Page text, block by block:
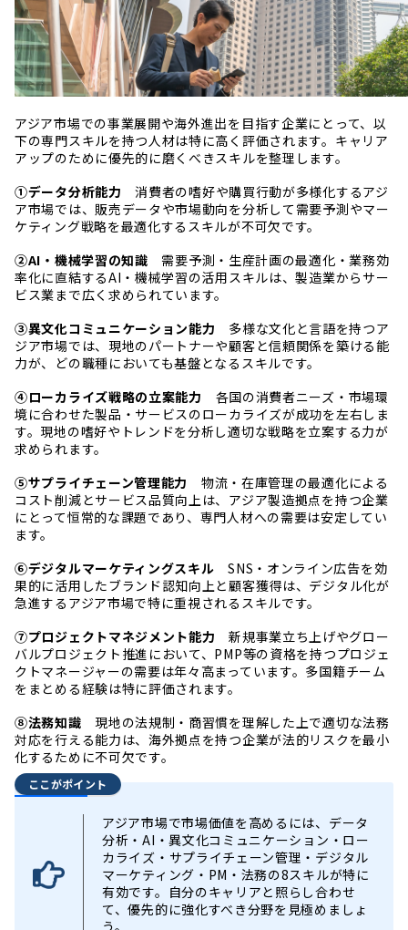
アジア市場での事業展開や海外進出を目指す企業にとって、以
下の専門スキルを持つ人材は特に高く評価されます。キャリア
アップのために優先的に磨くべきスキルを整理します。
①データ分析能力 消費者の嗜好や購買行動が多様化するアジ
ア市場では、販売データや市場動向を分析して需要予測やマー
ケティング戦略を最適化するスキルが不可欠です。
②AI・機械学習の知識 需要予測・生産計画の最適化・業務効
率化に直結するAI・機械学習の活用スキルは、製造業からサー
ビス業まで広く求められています。
③異文化コミュニケーション能力 多様な文化と言語を持つア
ジア市場では、現地のパートナーや顧客と信頼関係を築ける能
力が、どの職種においても基盤となるスキルです。
④ローカライズ戦略の立案能力 各国の消費者ニーズ・市場環
境に合わせた製品・サービスのローカライズが成功を左右しま
す。現地の嗜好やトレンドを分析し適切な戦略を立案する力が
求められます。
⑤サプライチェーン管理能力
物流・在庫管理の最適化による
コスト削減とサービス品質向上は、アジア製造拠点を持つ企業
にとって恒常的な課題であり、専門人材への需要は安定してい
ます。
⑥デジタルマーケティングスキル SNS・オンライン広告を効
果的に活用したブランド認知向上と顧客獲得は、デジタル化が
急進するアジア市場で特に重視されるスキルです。
⑦プロジェクトマネジメント能力 新規事業立ち上げやグロー
バルプロジェクト推進において、PMP等の資格を持つプロジェ
クトマネージャーの需要は年々高まっています。多国籍チーム
をまとめる経験は特に評価されます。
⑧法務知識 現地の法規制・商習慣を理解した上で適切な法務
対応を行える能力は、海外拠点を持つ企業が法的リスクを最小
化するために不可欠です。
ここがポイント
アジア市場で市場価値を高めるには、データ
分析・AI・異文化コミュニケーション・ロー
カライズ・サプライチェーン管理・デジタル
マーケティング・PM・法務の8スキルが特に
有効です。自分のキャリアと照らし合わせ
て、優先的に強化すべき分野を見極めましょ
う。